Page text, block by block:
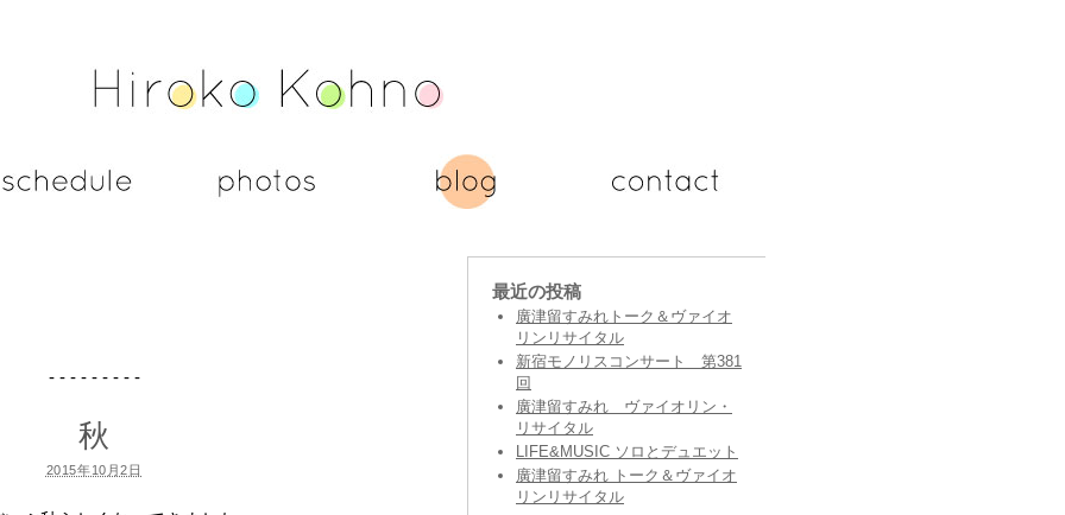
- - - - - - - - -
秋
2015年10月2日
最近の投稿
廣津留すみれトーク＆ヴァイオ
リンリサイタル
新宿モノリスコンサート 第381
回
廣津留すみれ ヴァイオリン・
リサイタル
LIFE&MUSIC ソロとデュエット
廣津留すみれ トーク＆ヴァイオ
リンリサイタル